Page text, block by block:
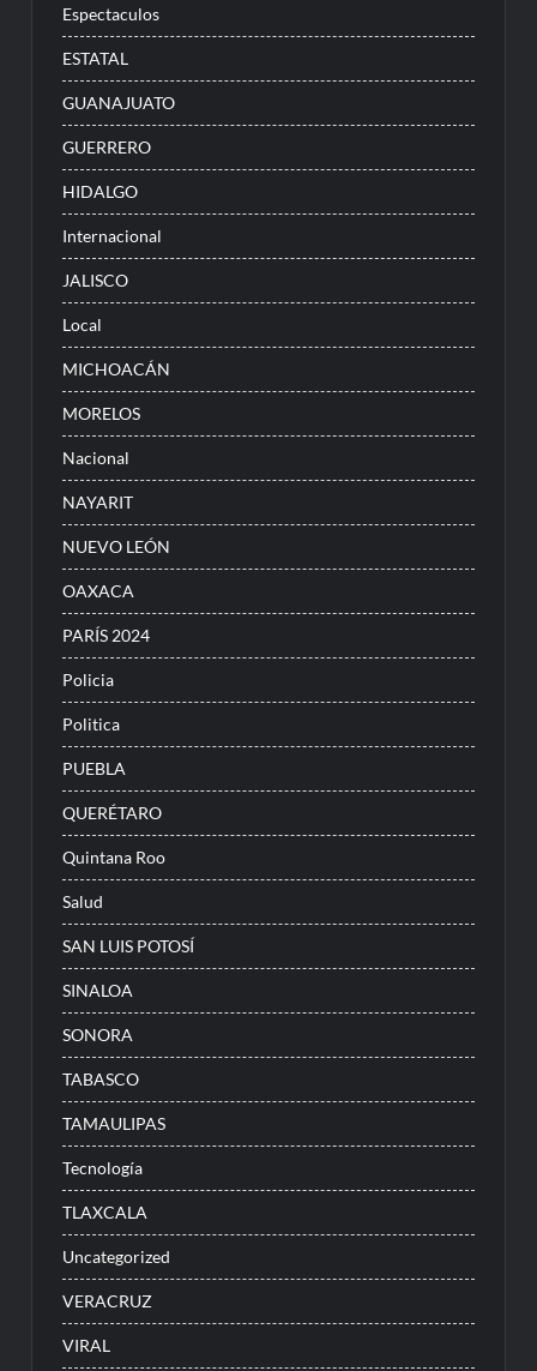
Espectaculos
ESTATAL
GUANAJUATO
GUERRERO
HIDALGO
Internacional
JALISCO
Local
MICHOACÁN
MORELOS
Nacional
NAYARIT
NUEVO LEÓN
OAXACA
PARÍS 2024
Policia
Politica
PUEBLA
QUERÉTARO
Quintana Roo
Salud
SAN LUIS POTOSÍ
SINALOA
SONORA
TABASCO
TAMAULIPAS
Tecnología
TLAXCALA
Uncategorized
VERACRUZ
VIRAL